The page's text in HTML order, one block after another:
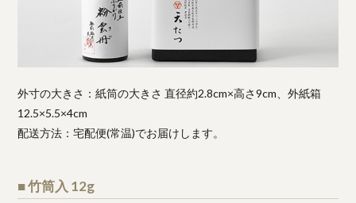
外寸の大きさ：紙筒の大きさ 直径約2.8cm×高さ9cm、外紙箱
12.5×5.5×4cm
配送方法：宅配便(常温)でお届けします。
■ 竹筒入 12g